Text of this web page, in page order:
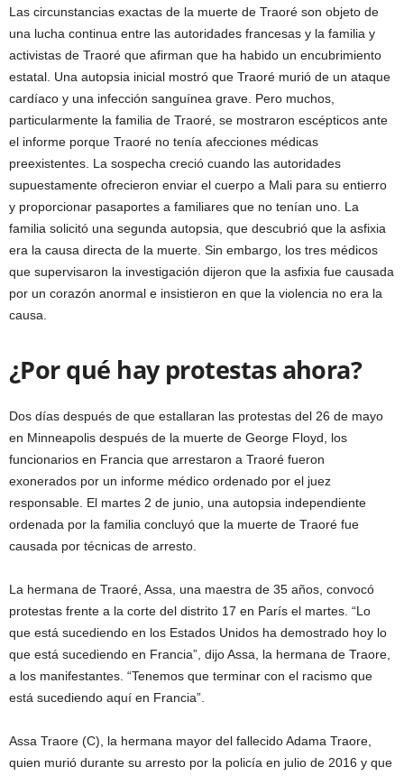
Las circunstancias exactas de la muerte de Traoré son objeto de
una lucha continua entre las autoridades francesas y la familia y
activistas de Traoré que afirman que ha habido un encubrimiento
estatal. Una autopsia inicial mostró que Traoré murió de un ataque
cardíaco y una infección sanguínea grave. Pero muchos,
particularmente la familia de Traoré, se mostraron escépticos ante
el informe porque Traoré no tenía afecciones médicas
preexistentes. La sospecha creció cuando las autoridades
supuestamente ofrecieron enviar el cuerpo a Mali para su entierro
y proporcionar pasaportes a familiares que no tenían uno. La
familia solicitó una segunda autopsia, que descubrió que la asfixia
era la causa directa de la muerte. Sin embargo, los tres médicos
que supervisaron la investigación dijeron que la asfixia fue causada
por un corazón anormal e insistieron en que la violencia no era la
causa.
¿Por qué hay protestas ahora?
Dos días después de que estallaran las protestas del 26 de mayo
en Minneapolis después de la muerte de George Floyd, los
funcionarios en Francia que arrestaron a Traoré fueron
exonerados por un informe médico ordenado por el juez
responsable. El martes 2 de junio, una autopsia independiente
ordenada por la familia concluyó que la muerte de Traoré fue
causada por técnicas de arresto.
La hermana de Traoré, Assa, una maestra de 35 años, convocó
protestas frente a la corte del distrito 17 en París el martes. “Lo
que está sucediendo en los Estados Unidos ha demostrado hoy lo
que está sucediendo en Francia”, dijo Assa, la hermana de Traore,
a los manifestantes. “Tenemos que terminar con el racismo que
está sucediendo aquí en Francia”.
Assa Traore (C), la hermana mayor del fallecido Adama Traore,
quien murió durante su arresto por la policía en julio de 2016 y que